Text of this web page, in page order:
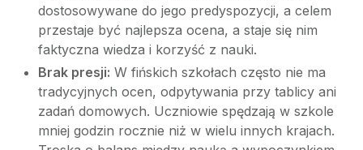
dostosowywane do jego predyspozycji, a celem
przestaje być najlepsza ocena, a staje się nim
faktyczna wiedza i korzyść z nauki.
Brak presji: W fińskich szkołach często nie ma
tradycyjnych ocen, odpytywania przy tablicy ani
zadań domowych. Uczniowie spędzają w szkole
mniej godzin rocznie niż w wielu innych krajach.